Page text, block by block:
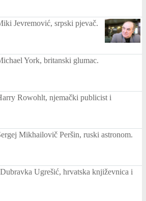
Jevremović, srpski pjevač.
York, britanski glumac.
Rowohlt, njemački publicist i
Mikhailovič Peršin, ruski astronom.
Ugrešić, hrvatska književnica i